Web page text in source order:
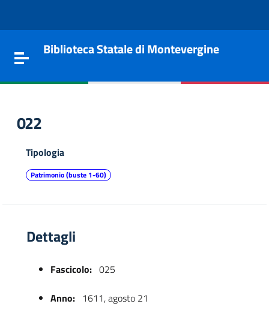
Toggle navigation
Biblioteca Statale di Montevergine
022
Tipologia
Patrimonio (buste 1-60)
Dettagli
Fascicolo: 025
Anno: 1611, agosto 21